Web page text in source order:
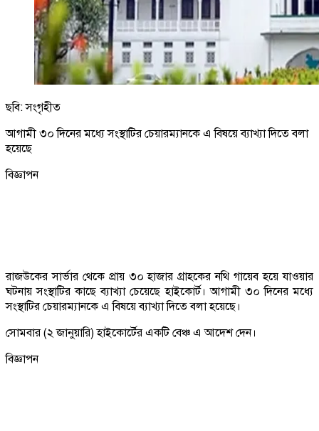
ছবি: সংগৃহীত
আগামী ৩০ দিনের মধ্যে সংস্থাটির চেয়ারম্যানকে এ বিষয়ে ব্যাখ্যা দিতে বলা
হয়েছে
বিজ্ঞাপন
রাজউকের সার্ভার থেকে প্রায় ৩০ হাজার গ্রাহকের নথি গায়েব হয়ে যাওয়ার
ঘটনায় সংস্থাটির কাছে ব্যাখ্যা চেয়েছে হাইকোর্ট। আগামী ৩০ দিনের মধ্যে
সংস্থাটির চেয়ারম্যানকে এ বিষয়ে ব্যাখ্যা দিতে বলা হয়েছে।
সোমবার (২ জানুয়ারি) হাইকোর্টের একটি বেঞ্চ এ আদেশ দেন।
বিজ্ঞাপন